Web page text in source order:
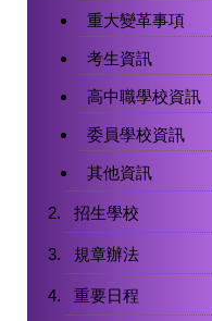
重大變革事項
考生資訊
高中職學校資訊
委員學校資訊
其他資訊
招生學校
規章辦法
重要日程